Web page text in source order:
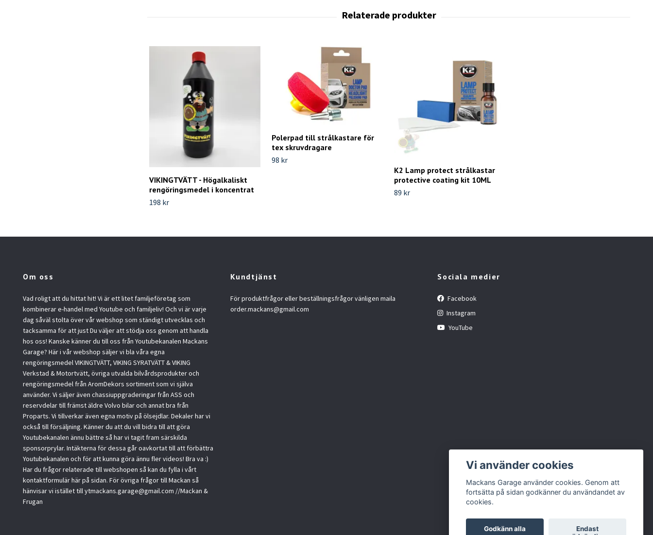
VIKINGTVÄTT - Högalkaliskt
rengöringsmedel i koncentrat
198 kr
Polerpad till strålkastare för
tex skruvdragare
98 kr
K2 Lamp protect strålkastar
protective coating kit 10ML
89 kr
Om oss
Vad roligt att du hittat hit! Vi är ett litet familjeföretag som
kombinerar e-handel med Youtube och familjeliv! Och vi är varje
dag såväl stolta över vår webshop som ständigt utvecklas och
tacksamma för att just Du väljer att stödja oss genom att handla
hos oss! Kanske känner du till oss från Youtubekanalen Mackans
Garage? Här i vår webshop säljer vi bla våra egna
rengöringsmedel VIKINGTVÄTT, VIKING SYRATVÄTT & VIKING
Verkstad & Motortvätt, övriga utvalda bilvårdsprodukter och
rengöringsmedel från AromDekors sortiment som vi själva
använder. Vi säljer även chassiuppgraderingar från ASS och
reservdelar till främst äldre Volvo bilar och annat bra från
Proparts. Vi tillverkar även egna motiv på ölsejdlar. Dekaler har vi
också till försäljning. Känner du att du vill bidra till att göra
Youtubekanalen ännu bättre så har vi tagit fram särskilda
sponsorprylar. Intäkterna för dessa går oavkortat till att förbättra
Youtubekanalen och för att kunna göra ännu fler videos! Bra va :)
Har du frågor relaterade till webshopen så kan du fylla i vårt
kontaktformulär här på sidan. För övriga frågor till Mackan så
hänvisar vi istället tillytmackans.garage@gmail.com //Mackan &
Frugan
Kundtjänst
För produktfrågor eller beställningsfrågor vänligen maila
order.mackans@gmail.com
Sociala medier
Facebook
Instagram
YouTube
Vi använder cookies
Mackans Garage använder cookies. Genom att
fortsätta på sidan godkänner du användandet av
cookies.
Godkänn alla
Endast